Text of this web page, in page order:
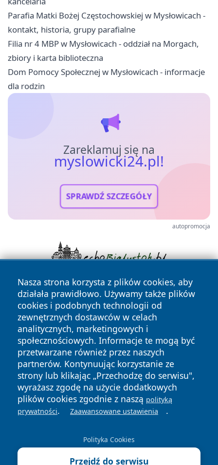
Parafia Matki Bożej Częstochowskiej w Mysłowicach -
kontakt, historia, grupy parafialne
Filia nr 4 MBP w Mysłowicach - oddział na Morgach,
zbiory i karta biblioteczna
Dom Pomocy Społecznej w Mysłowicach - informacje
dla rodzin
Zareklamuj się na
myslowicki24.pl!
SPRAWDŹ SZCZEGÓŁY
autopromocja
Nasza strona korzysta z plików cookies, aby
działała prawidłowo. Używamy także plików
cookies i podobnych technologii od
zewnętrznych dostawców w celach
analitycznych, marketingowych i
społecznościowych. Informacje te mogą być
przetwarzane również przez naszych
partnerów. Kontynuując korzystanie ze
strony lub klikając „Przechodzę do serwisu",
wyrażasz zgodę na użycie dodatkowych
plików cookies zgodnie z naszą polityką
prywatności. Zaawansowane ustawienia .
Polityka Cookies
Przejdź do serwisu
Copyright © 2026 myslowicki24.pl Wszystkie prawa
zastrzeżone.
News Autorzy
Polityka
Prywatności
Polityka
Cookies